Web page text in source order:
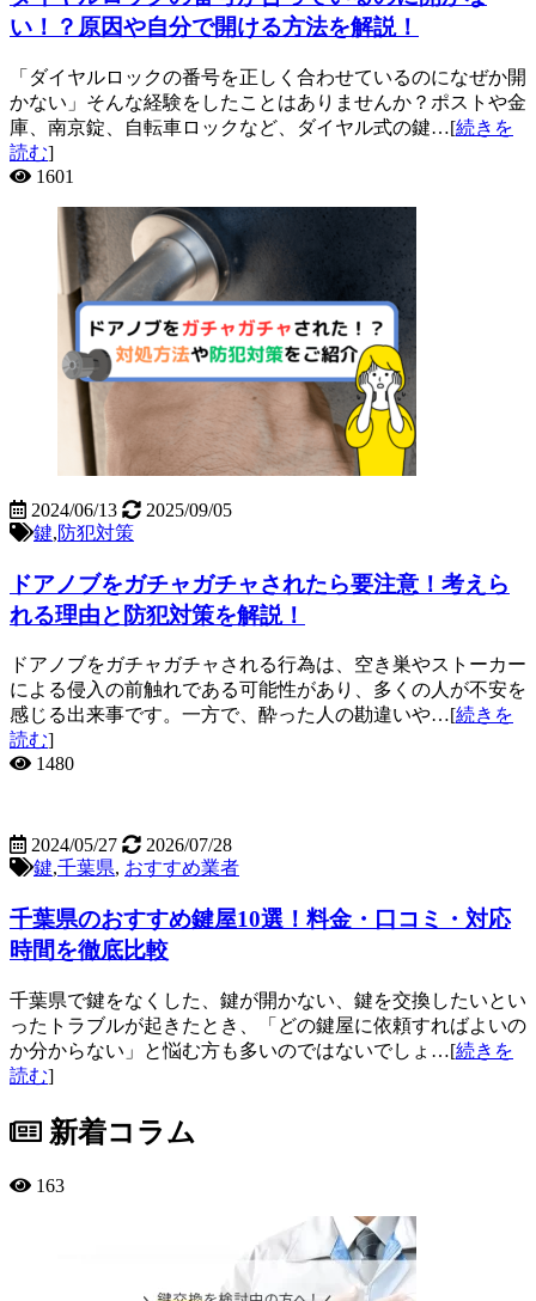
い！？原因や自分で開ける方法を解説！
「ダイヤルロックの番号を正しく合わせているのになぜか開
かない」そんな経験をしたことはありませんか？ポストや金
庫、南京錠、自転車ロックなど、ダイヤル式の鍵…[続きを
読む]
1601
2024/06/13
2025/09/05
鍵,防犯対策
ドアノブをガチャガチャされたら要注意！考えら
れる理由と防犯対策を解説！
ドアノブをガチャガチャされる行為は、空き巣やストーカー
による侵入の前触れである可能性があり、多くの人が不安を
感じる出来事です。一方で、酔った人の勘違いや…[続きを
読む]
1480
2024/05/27
2026/07/28
鍵,千葉県, おすすめ業者
千葉県のおすすめ鍵屋10選！料金・口コミ・対応
時間を徹底比較
千葉県で鍵をなくした、鍵が開かない、鍵を交換したいとい
ったトラブルが起きたとき、「どの鍵屋に依頼すればよいの
か分からない」と悩む方も多いのではないでしょ…[続きを
読む]
新着コラム
163